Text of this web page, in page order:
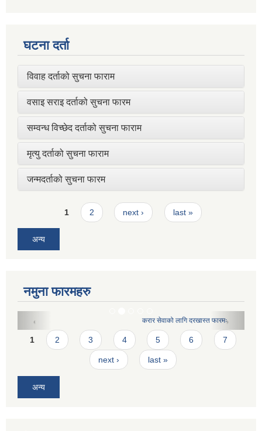
घटना दर्ता
विवाह दर्ताको सुचना फाराम
वसाइ सराइ दर्ताको सुचना फारम
सम्वन्ध विच्छेद दर्ताको सुचना फाराम
मृत्यु दर्ताको सुचना फाराम
जन्मदर्ताको सुचना फारम
Pages1 2 next › last »
अन्य
नमुना फारमहरु
करार सेवाको लागि दरखास्त फारमः
Pages
1 2 3 4 5 6 7
next › last »
अन्य